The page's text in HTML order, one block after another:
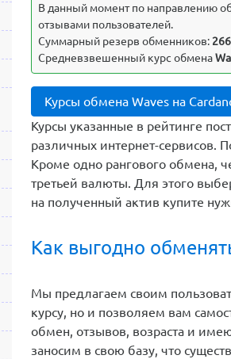
В данный момент по направлению
отзывами пользователей.
Суммарный резерв обменников:
Средневзвешенный курс обмена
Курсы обмена Waves на
Курсы указанные в рейтинге
различных интернет-сервисов.
Кроме одно рангового обмена,
третьей валюты. Для этого
на полученный актив купите
Как выгодно
Мы предлагаем своим
курсу, но и позволяем вам
обмен, отзывов, возраста и
заносим в свою базу, что